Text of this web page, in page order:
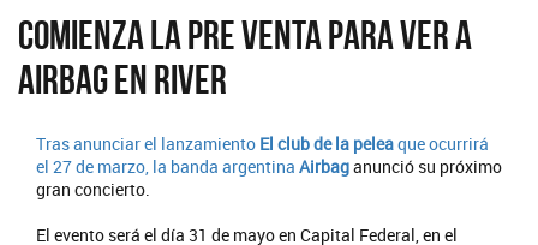
Comienza la pre venta para ver a
Airbag en River
Tras anunciar el lanzamiento El club de la peleaque ocurrirá
el 27 de marzo, la banda argentina Airbaganunció su próximo
gran concierto.
El evento será el día 31 de mayo en Capital Federal, en el